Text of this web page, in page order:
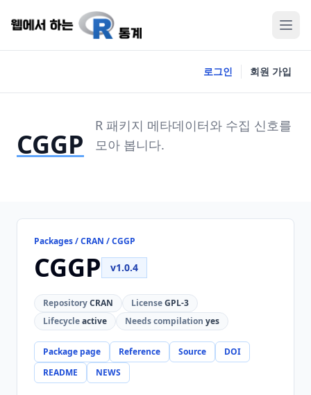
로그인 회원 가입
CGGP
R 패키지 메타데이터와 수집 신호를
모아 봅니다.
Packages / CRAN / CGGP
CGGP v1.0.4
RepositoryCRAN LicenseGPL-3
Lifecycleactive Needs compilation yes
Package page Reference Source
DOI
README
NEWS